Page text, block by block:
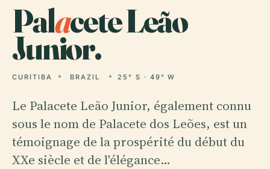
Palacete Leão
Junior.
CURITIBA BRAZIL 25° S · 49° W
Le Palacete Leão Junior, également connu
sous le nom de Palacete dos Leões, est un
témoignage de la prospérité du début du
XXe siècle et de l'élégance…